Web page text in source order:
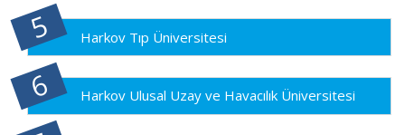
Harkov Tıp Üniversitesi
Harkov Ulusal Uzay ve Havacılık Üniversitesi